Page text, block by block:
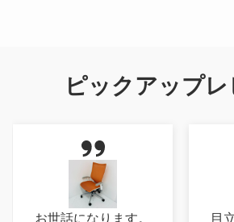
ピックアップ
お世話になります。 目